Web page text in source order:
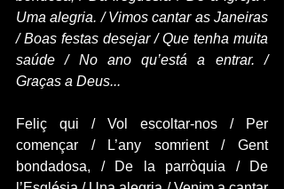
Uma alegria. / Vimos cantar as Janeiras
/ Boas festas desejar / Que tenha muita
saúde / No ano qu’está a entrar. /
Graças a Deus...
Feliç qui / Vol escoltar-nos / Per
començar / L’any somrient / Gent
bondadosa, / De la parròquia / De